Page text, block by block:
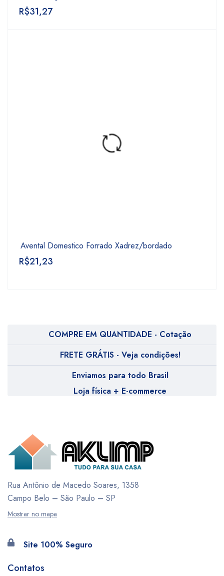
R$31,27
Avental Domestico Forrado Xadrez/bordado
R$21,23
COMPRE EM QUANTIDADE - Cotação
FRETE GRÁTIS - Veja condições!
Enviamos para todo Brasil
Loja física + E-commerce
Rua Antônio de Macedo Soares, 1358
Campo Belo – São Paulo – SP
Mostrar no mapa
Site 100% Seguro
Contatos